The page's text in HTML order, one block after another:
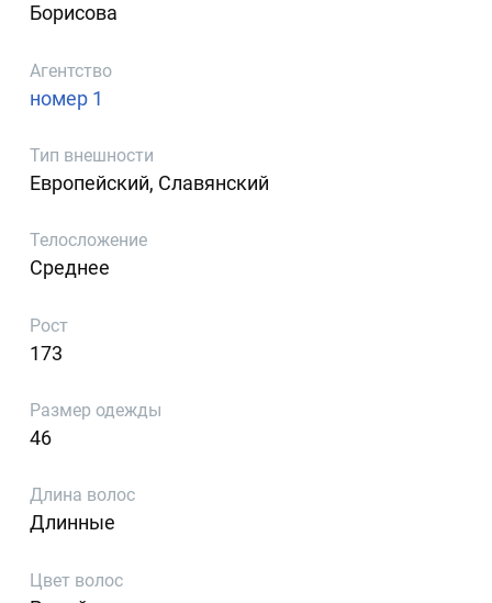
Борисова
Агентство
номер 1
Тип внешности
Европейский, Славянский
Телосложение
Среднее
Рост
173
Размер одежды
46
Длина волос
Длинные
Цвет волос